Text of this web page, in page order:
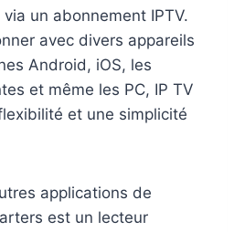
un abonnement IPTV.
avec divers appareils
Android, iOS, les
et même les PC, IP TV
et une simplicité
applications de
est un lecteur